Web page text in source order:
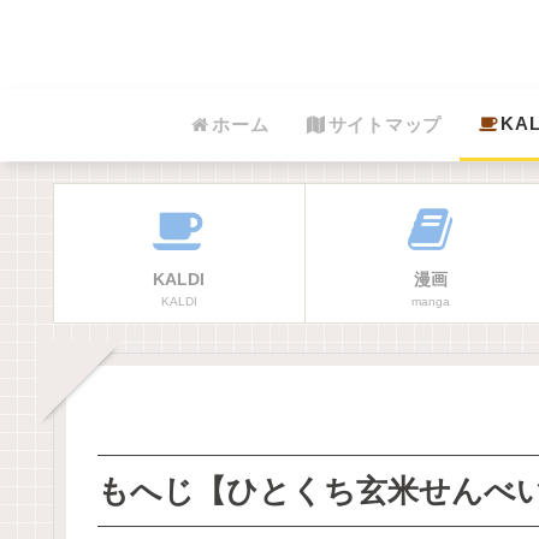
ホーム サイトマップ
KALDI
KALDI
漫画
manga
もへじ【ひとくち玄米せんべ